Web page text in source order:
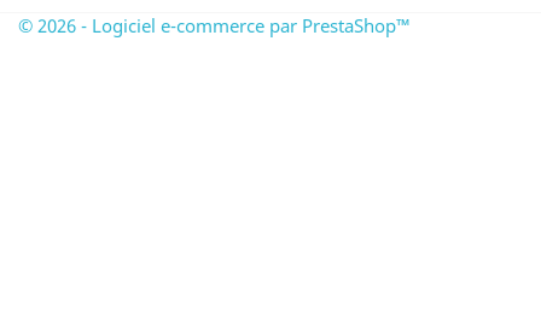
© 2026 - Logiciel e-commerce par PrestaShop™